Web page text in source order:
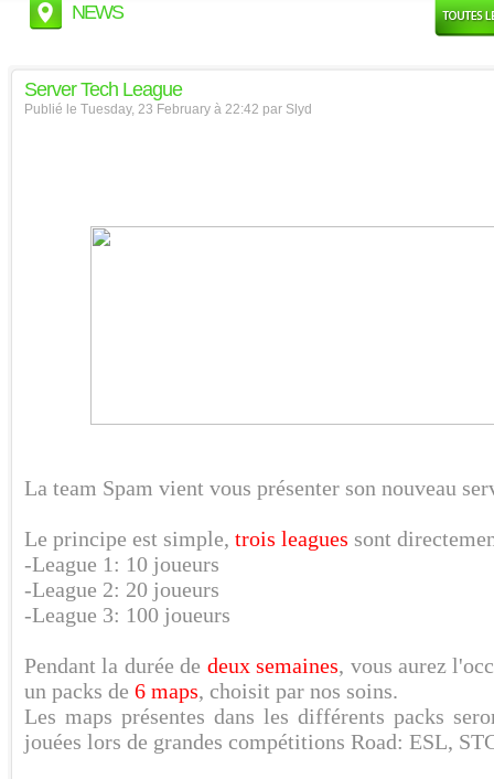
NEWS
Server Tech League
Publié le Tuesday, 23 February à 22:42 par Slyd
La team Spam vient vous présenter son nouveau
Le principe est simple, trois leagues sont
-League 1: 10 joueurs
-League 2: 20 joueurs
-League 3: 100 joueurs
Pendant la durée de deux semaines, vous aurez
un packs de 6 maps, choisit par nos soins.
Les maps présentes dans les différents packs
jouées lors de grandes compétitions Road: ESL,